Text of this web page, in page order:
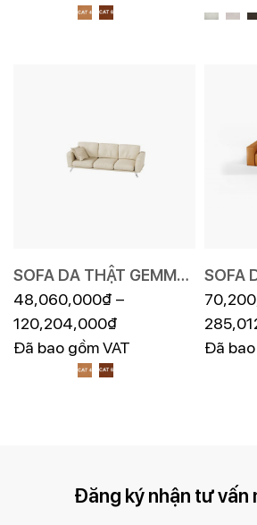
SOFA DA THẬT GEMMA
F019
48,060,000₫ –
120,204,000₫
Đã bao gồm VAT
SOFA
EE87
Đã bao
Đăng ký nhận tư vấn